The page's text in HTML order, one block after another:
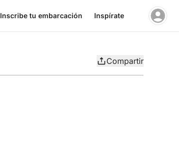
Inscribe tu embarcación Inspírate
Compartir